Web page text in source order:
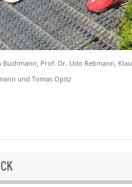
Prof. Dr. Udo Rebmann,
und Tomas Opitz